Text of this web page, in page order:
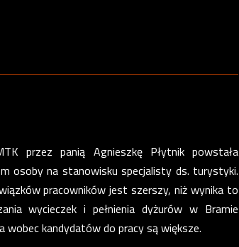
przez panią Agnieszkę Płytnik powstała
osoby na stanowisku specjalisty ds. turystyki.
pracowników jest szerszy, niż wynika to
wycieczek i pełnienia dyżurów w Bramie
wobec kandydatów do pracy są większe.